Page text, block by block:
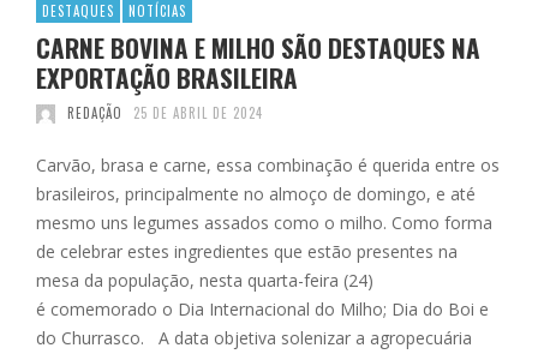
DESTAQUES NOTÍCIAS
CARNE BOVINA E MILHO SÃO DESTAQUES NA
EXPORTAÇÃO BRASILEIRA
REDAÇÃO 25 DE ABRIL DE 2024
Carvão, brasa e carne, essa combinação é querida entre os
brasileiros, principalmente no almoço de domingo, e até
mesmo uns legumes assados como o milho. Como forma
de celebrar estes ingredientes que estão presentes na
mesa da população, nesta quarta-feira (24)
é comemorado o Dia Internacional do Milho; Dia do Boi e
do Churrasco. A data objetiva solenizar a agropecuária